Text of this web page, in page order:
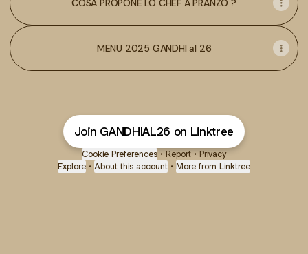
COSA PROPONE LO CHEF A PRANZO ?
MENU 2025 GANDHI al 26
Join GANDHIAL26 on Linktree
Cookie Preferences • Report • Privacy
Explore • About this account • More from Linktree